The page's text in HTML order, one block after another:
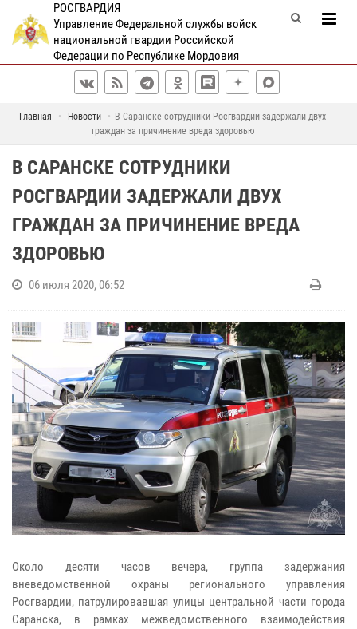
РОСГВАРДИЯ
Управление Федеральной службы войск
национальной гвардии Российской
Федерации по Республике Мордовия
Главная Новости
В Саранске сотрудники Росгвардии задержали двух
граждан за причинение вреда здоровью
В САРАНСКЕ СОТРУДНИКИ
РОСГВАРДИИ ЗАДЕРЖАЛИ ДВУХ
ГРАЖДАН ЗА ПРИЧИНЕНИЕ ВРЕДА
ЗДОРОВЬЮ
06 июля 2020, 06:52
Около десяти часов вечера, группа задержания
вневедомственной охраны регионального управления
Росгвардии, патрулировавшая улицы центральной части города
Саранска, в рамках межведомственного взаимодействия